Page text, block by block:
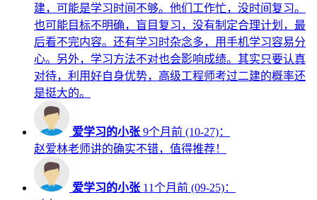
建，可能是学习时间不够。他们工作忙，没时间复习。
也可能目标不明确，盲目复习，没有制定合理计划，最
后看不完内容。还有学习时杂念多，用手机学习容易分
心。另外，学习方法不对也会影响成绩。其实只要认真
对待，利用好自身优势，高级工程师考过二建的概率还
是挺大的。
爱学习的小张 9个月前 (10-27)：
赵爱林老师讲的确实不错，值得推荐！
爱学习的小张 11个月前 (09-25)：